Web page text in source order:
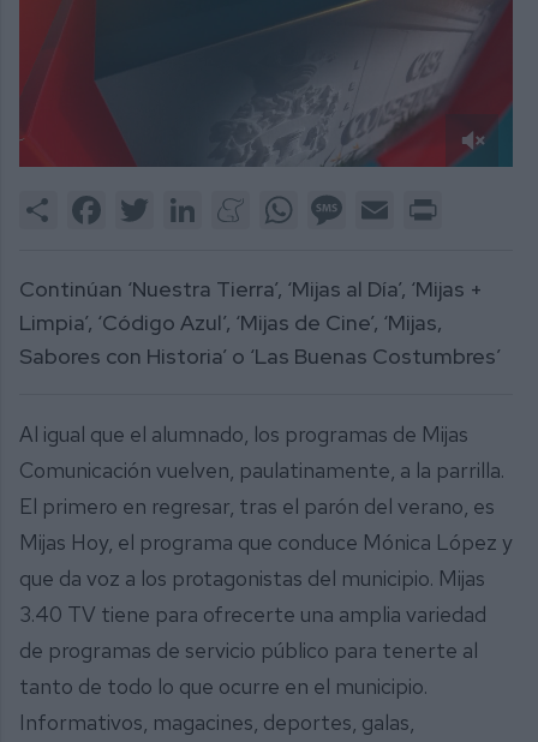
1
Share FacebookTwitter LinkedInMeneameWhatsAppMessage
Email
Continúan ‘Nuestra Tierra’, ‘Mijas al Día’, ‘Mijas +
Limpia’, ‘Código Azul’, ‘Mijas de Cine’, ‘Mijas,
Sabores con Historia’ o ‘Las Buenas Costumbres’
Al igual que el alumnado, los programas de Mijas
Comunicación vuelven, paulatinamente, a la parrilla.
El primero en regresar, tras el parón del verano, es
Mijas Hoy, el programa que conduce Mónica López y
que da voz a los protagonistas del municipio. Mijas
3.40 TV tiene para ofrecerte una amplia variedad
de programas de servicio público para tenerte al
tanto de todo lo que ocurre en el municipio.
Informativos, magacines, deportes, galas,